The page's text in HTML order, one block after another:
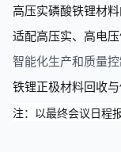
高压实磷酸铁锂材
适配高压实、高电
智能化生产和质量
铁锂正极材料回收
注：以最终会议日程